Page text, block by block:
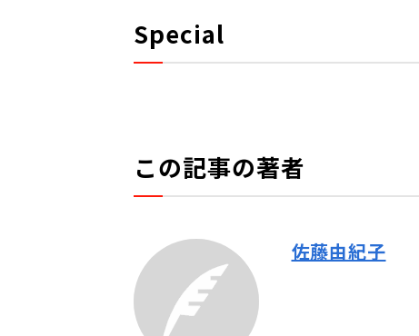
Special
この記事の著者
佐藤由紀子